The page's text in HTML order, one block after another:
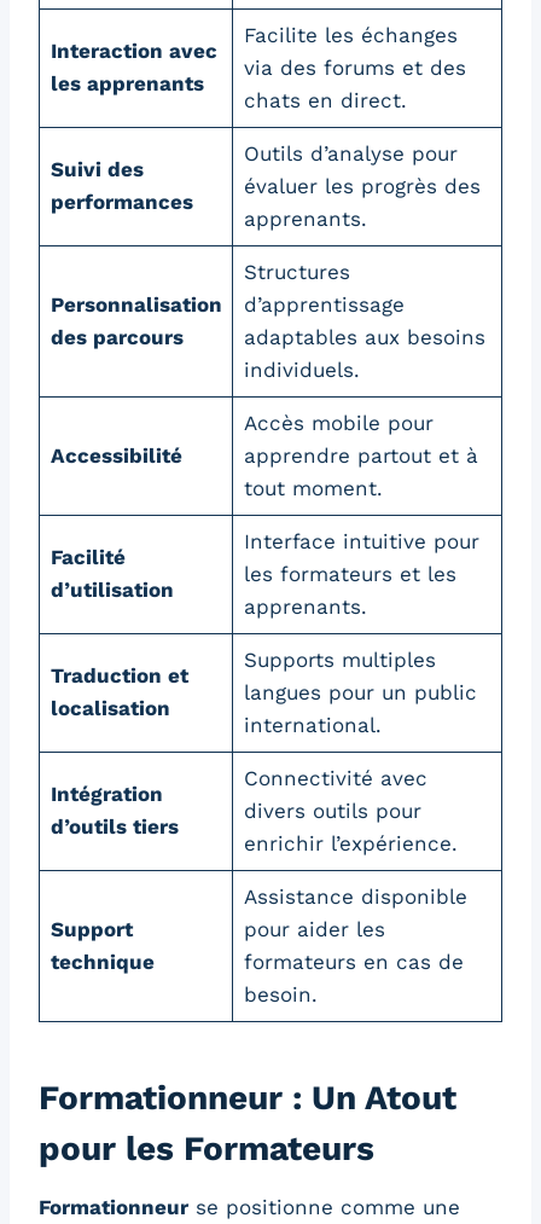
Interaction avec
les apprenants
Facilite les échanges
via des forums et des
chats en direct.
Suivi des
performances
Outils d’analyse pour
évaluer les progrès des
apprenants.
Personnalisation
des parcours
Structures
d’apprentissage
adaptables aux besoins
individuels.
Accessibilité
Accès mobile pour
apprendre partout et à
tout moment.
Facilité
d’utilisation
Interface intuitive pour
les formateurs et les
apprenants.
Traduction et
localisation
Supports multiples
langues pour un public
international.
Intégration
d’outils tiers
Connectivité avec
divers outils pour
enrichir l’expérience.
Support
technique
Assistance disponible
pour aider les
formateurs en cas de
besoin.
Formationneur : Un Atout
pour les Formateurs
Formationneur se positionne comme une